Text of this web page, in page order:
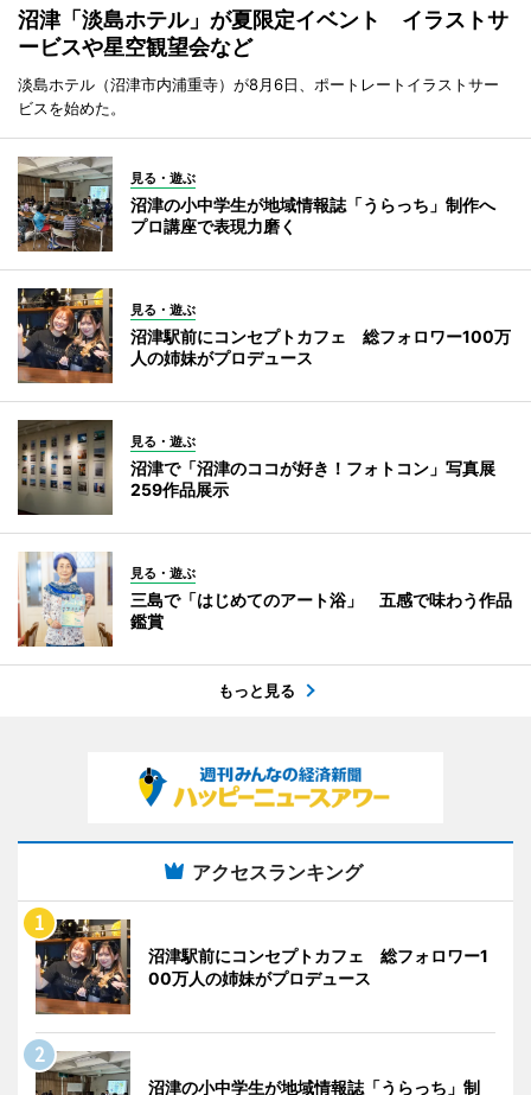
沼津「淡島ホテル」が夏限定イベント イラストサ
ービスや星空観望会など
淡島ホテル（沼津市内浦重寺）が8月6日、ポートレートイラストサー
ビスを始めた。
見る・遊ぶ
沼津の小中学生が地域情報誌「うらっち」制作へ
プロ講座で表現力磨く
見る・遊ぶ
沼津駅前にコンセプトカフェ 総フォロワー100万
人の姉妹がプロデュース
見る・遊ぶ
沼津で「沼津のココが好き！フォトコン」写真展
259作品展示
見る・遊ぶ
三島で「はじめてのアート浴」 五感で味わう作品
鑑賞
もっと見る
アクセスランキング
沼津駅前にコンセプトカフェ 総フォロワー1
00万人の姉妹がプロデュース
沼津の小中学生が地域情報誌「うらっち」制